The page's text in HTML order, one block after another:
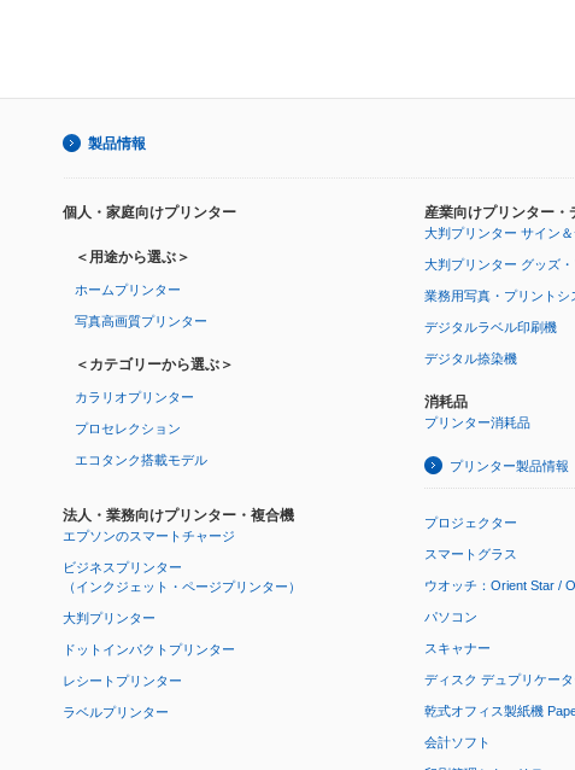
製品情報
個人・家庭向けプリンター
＜用途から選ぶ＞
ホームプリンター
写真高画質プリンター
＜カテゴリーから選ぶ＞
カラリオプリンター
プロセレクション
エコタンク搭載モデル
法人・業務向けプリンター・複合機
エプソンのスマートチャージ
ビジネスプリンター
（インクジェット・ページプリンター）
大判プリンター
ドットインパクトプリンター
レシートプリンター
ラベルプリンター
産業向けプリンター・
大判プリンター サイン
大判プリンター グッズ
業務用写真・プリントシ
デジタルラベル印刷機
デジタル捺染機
消耗品
プリンター消耗品
プリンター製品情報
プロジェクター
スマートグラス
ウオッチ：Orient Star /
パソコン
スキャナー
ディスク デュプリケータ
乾式オフィス製紙機
会計ソフト